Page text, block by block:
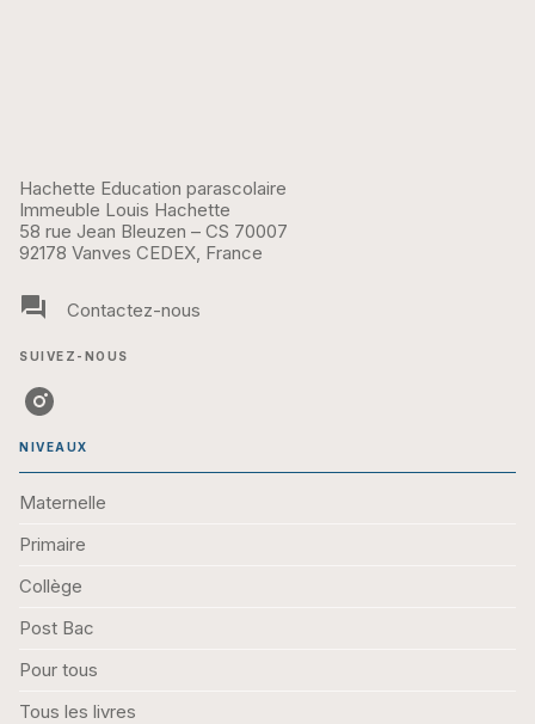
Hachette Education parascolaire
Immeuble Louis Hachette
58 rue Jean Bleuzen – CS 70007
92178 Vanves CEDEX, France
question_answer Contactez-nous
SUIVEZ-NOUS
NIVEAUX
Maternelle
Primaire
Collège
Post Bac
Pour tous
Tous les livres